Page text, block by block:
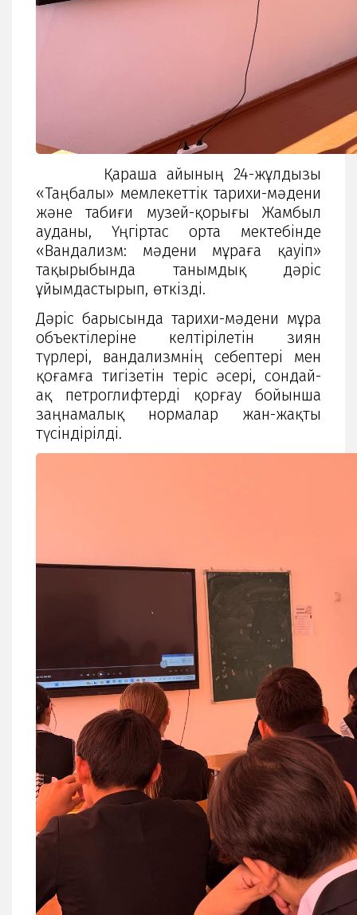
Қараша айының 24-жұлдызы
«Таңбалы» мемлекеттік тарихи-мәдени
және табиғи музей-қорығы Жамбыл
ауданы, Үңгіртас орта мектебінде
«Вандализм: мәдени мұраға қауіп»
тақырыбында танымдық дәріс
ұйымдастырып, өткізді.
Дәріс барысында тарихи-мәдени мұра
объектілеріне келтірілетін зиян
түрлері, вандализмнің себептері мен
қоғамға тигізетін теріс әсері, сондай-
ақ петроглифтерді қорғау бойынша
заңнамалық нормалар жан-жақты
түсіндірілді.